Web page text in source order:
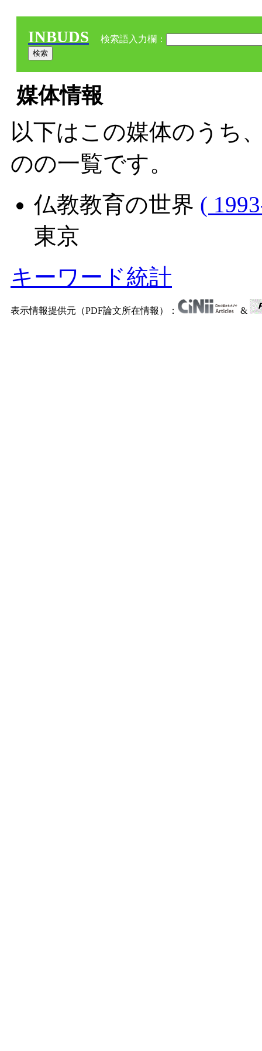
INBUDS 検索語入力欄：
媒体情報
以下はこの媒体のうち
のの一覧です。
仏教教育の世界 (
東京
キーワード統計
表示情報提供元（PDF論文所在情報）： &